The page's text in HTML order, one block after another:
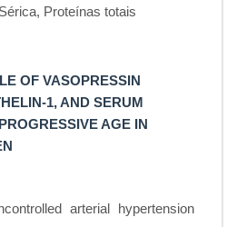
Proteínas totais
OF VASOPRESSIN
1, AND SERUM
AGE IN
arterial hypertension